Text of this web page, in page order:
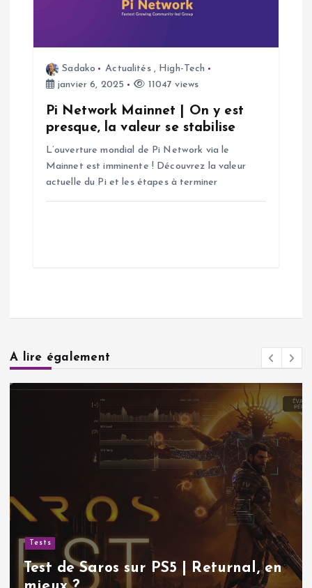
Sadako Actualités, High-Tech
janvier 6, 2025
11047 views
Pi Network Mainnet | On y est
presque, la valeur se stabilise
L’ouverture mondial de Pi Network via le
Mainnet est imminente ! Découvrez la valeur
actuelle du Pi et les étapes à terminer
A lire également
Sudoku gratuit | Pourquoi ce
classique indémodable continue de